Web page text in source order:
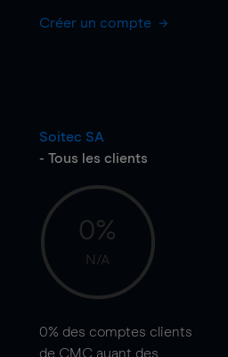
Créer un compte
Soitec SA
- Tous les clients
0%
N/A
0% des comptes clients
de CMC ayant des